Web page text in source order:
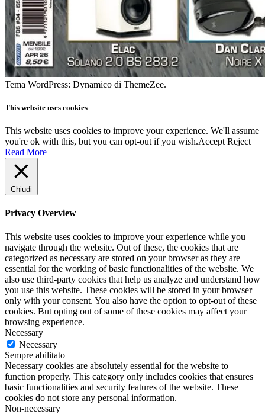
Tema WordPress: Dynamico di ThemeZee.
This website uses cookies
This website uses cookies to improve your experience. We'll assume
you're ok with this, but you can opt-out if you wish.Accept Reject
Read More
Chiudi
Privacy Overview
This website uses cookies to improve your experience while you
navigate through the website. Out of these, the cookies that are
categorized as necessary are stored on your browser as they are
essential for the working of basic functionalities of the website. We
also use third-party cookies that help us analyze and understand how
you use this website. These cookies will be stored in your browser
only with your consent. You also have the option to opt-out of these
cookies. But opting out of some of these cookies may affect your
browsing experience.
Necessary
Necessary
Sempre abilitato
Necessary cookies are absolutely essential for the website to
function properly. This category only includes cookies that ensures
basic functionalities and security features of the website. These
cookies do not store any personal information.
Non-necessary